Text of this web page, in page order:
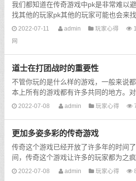
我们都知道在传奇游戏中pk是非常难以
找其他的玩家pk其他的玩家可能也会来
然而然的就成为游戏中非常火热的话题
2022-07-11 admin 玩家心得
网
道士在打团战时的重要性
不管你玩的是什么样的游戏，一般来说
本上所有的游戏都有许多共同的地方。
职业的分配是非常明确的，有一些职业
2022-07-08 admin 玩家心得
更加多姿多彩的传奇游戏
传奇这个游戏已经开放了许多年的时间
间，传奇这个游戏让许多的玩家都为之
年传奇游戏也一直在不断的进步，游戏
2022-07-08 admin 玩家心得